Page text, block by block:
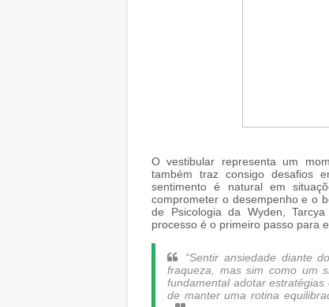
O vestibular representa um
também traz consigo desafios
sentimento é natural em
comprometer o desempenho e o
de Psicologia da Wyden,
processo é o primeiro passo para
“Sentir ansiedade diante
fraqueza, mas sim como um
fundamental adotar
de manter uma rotina